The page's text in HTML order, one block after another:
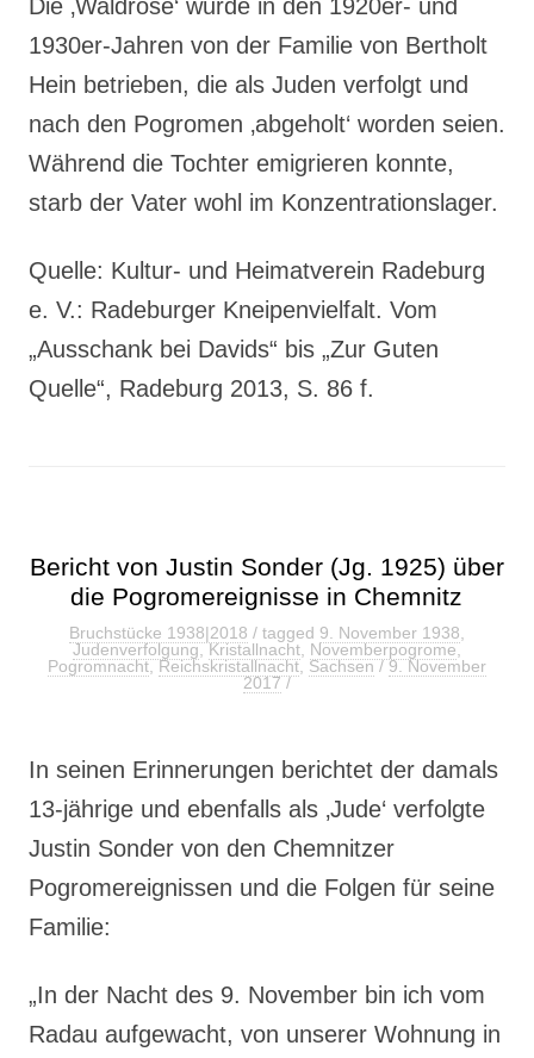
Die ‚Waldrose‘ wurde in den 1920er- und
1930er-Jahren von der Familie von Bertholt
Hein betrieben, die als Juden verfolgt und
nach den Pogromen ‚abgeholt‘ worden seien.
Während die Tochter emigrieren konnte,
starb der Vater wohl im Konzentrationslager.
Quelle: Kultur- und Heimatverein Radeburg
e. V.: Radeburger Kneipenvielfalt. Vom
„Ausschank bei Davids“ bis „Zur Guten
Quelle“, Radeburg 2013, S. 86 f.
Bericht von Justin Sonder (Jg. 1925) über
die Pogromereignisse in Chemnitz
Bruchstücke 1938|2018 / tagged 9. November 1938,
Judenverfolgung,Kristallnacht, Novemberpogrome,
Pogromnacht,Reichskristallnacht, Sachsen/9. November
2017/
In seinen Erinnerungen berichtet der damals
13-jährige und ebenfalls als ‚Jude‘ verfolgte
Justin Sonder von den Chemnitzer
Pogromereignissen und die Folgen für seine
Familie:
„In der Nacht des 9. November bin ich vom
Radau aufgewacht, von unserer Wohnung in